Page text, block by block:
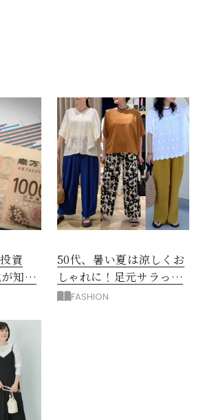
資
知る
50代、暑い夏は涼しくお
しゃれに！足元サラっと
快適「優秀ワイドパン
FASHION